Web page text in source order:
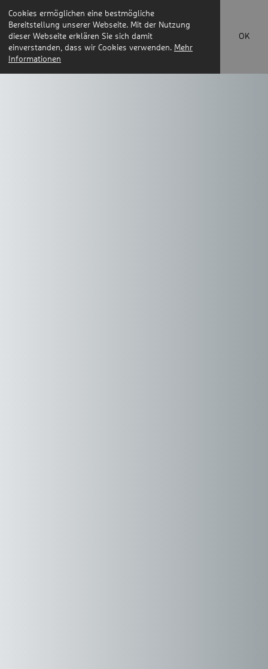
Cookies ermöglichen eine bestmögliche
Bereitstellung unserer Webseite. Mit der Nutzung
dieser Webseite erklären Sie sich damit
einverstanden, dass wir Cookies verwenden. Mehr
Informationen
OK